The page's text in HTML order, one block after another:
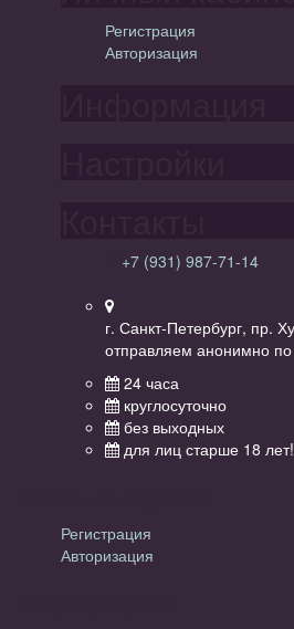
Регистрация
Авторизация
+7 (931) 987-71-14
г. Санкт-Петербург, пр.
отправляем анонимно по
24 часа
круглосуточно
без выходных
для лиц старше 18 лет!
Регистрация
Авторизация